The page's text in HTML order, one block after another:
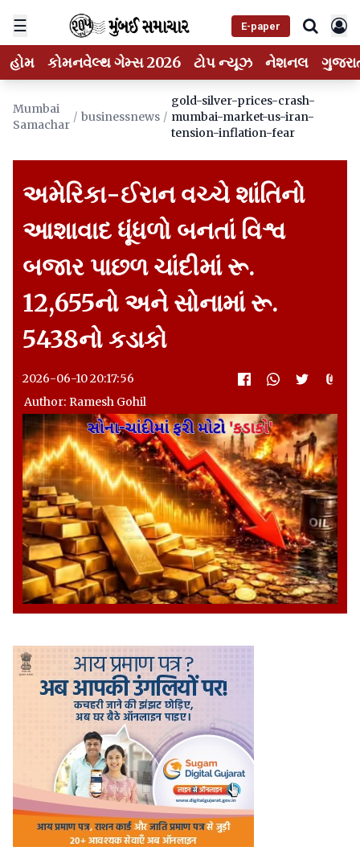
☰ E-paper
હોમ કોમનવેલ્થ ગેમ્સ 2026 ટોપ ન્યૂઝ નેશનલ
Mumbai
Samachar
/ businessnews /
gold-silver-prices-crash-
mumbai-market-us-iran-
tension-inflation-fear
અમેરિકા-ઈરાન વચ્ચે શાંતિનો
આશાવાદ ધૂંધળો બનતાં વિશ્વ
બજાર પાછળ ચાંદીમાં રૂ.
12,655નો અને સોનામાં રૂ.
5438નો કડાકો
2026-06-10 20:17:56
Author: Ramesh Gohil